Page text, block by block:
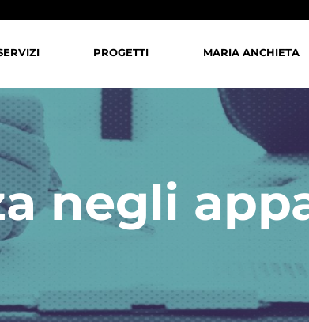
PROGETTI MARIA ANCHIETA
negli